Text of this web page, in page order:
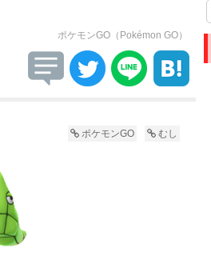
ポケモンGO（Pokémon GO）
ポケモンGO むし